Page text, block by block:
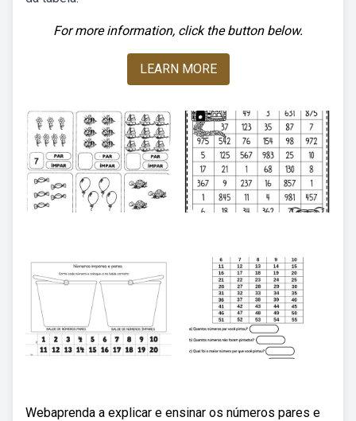
For more information, click the button below.
LEARN MORE
Webaprenda a explicar e ensinar os números pares e